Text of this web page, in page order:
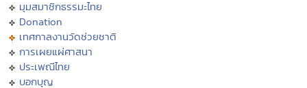
มุมสมาชิกธรรมะไทย
Donation
เทศกาลงานวัดช่วยชาติ
การเผยแผ่ศาสนา
ประเพณีไทย
บอกบุญ